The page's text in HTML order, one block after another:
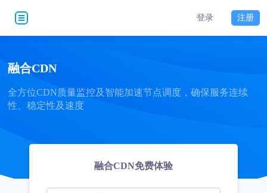
登录 注册
融合CDN
全方位CDN质量监控及智能加速节点调度，确保服务连续
性、稳定性及速度
融合CDN免费体验